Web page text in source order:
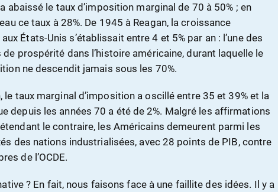
abaissé le taux d’imposition marginal de 70 à 50% ; en
ce taux à 28%. De 1945 à Reagan, la croissance
États-Unis s’établissait entre 4 et 5% par an : l’une des
prospérité dans l’histoire américaine, durant laquelle le
ne descendit jamais sous les 70%.
le taux marginal d’imposition a oscillé entre 35 et 39% et la
depuis les années 70 a été de 2%. Malgré les affirmations
le contraire, les Américains demeurent parmi les
des nations industrialisées, avec 28 points de PIB, contre
de l’OCDE.
? En fait, nous faisons face à une faillite des idées. Il y a